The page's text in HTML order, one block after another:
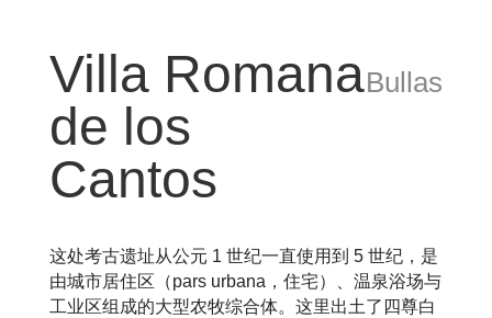
Villa Romana
de los
Cantos
Bullas
这处考古遗址从公元 1 世纪一直使用到 5 世纪，是
由城市居住区（pars urbana，住宅）、温泉浴场与
工业区组成的大型农牧综合体。这里出土了四尊白